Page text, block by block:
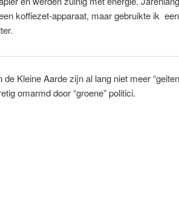
koffiezet-apparaat, maar gebruikte ik
Kleine Aarde zijn al lang niet meer
omarmd door “groene” politici.